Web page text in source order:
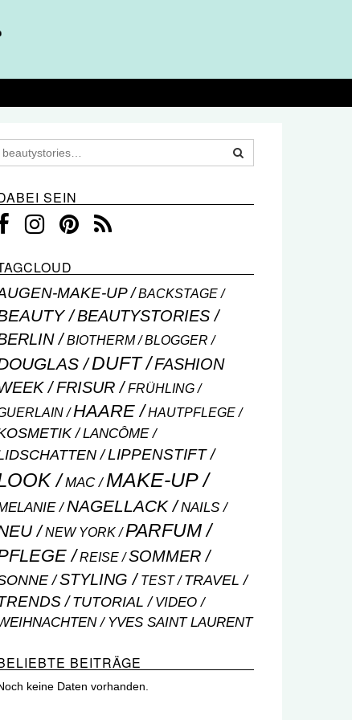
SEIN
MAKE-UP BACKSTAGE
BEAUTYSTORIES
BIOTHERM BLOGGER
DUFT
FASHION
FRISUR FRÜHLING
HAARE HAUTPFLEGE
LANCÔME
LIPPENSTIFT
MAC MAKE-UP
NAGELLACK NAILS
NEW YORK PARFUM
REISE SOMMER
STYLING TEST TRAVEL
TUTORIAL VIDEO
YVES SAINT LAURENT
BEITRÄGE
keine Daten vorhanden.